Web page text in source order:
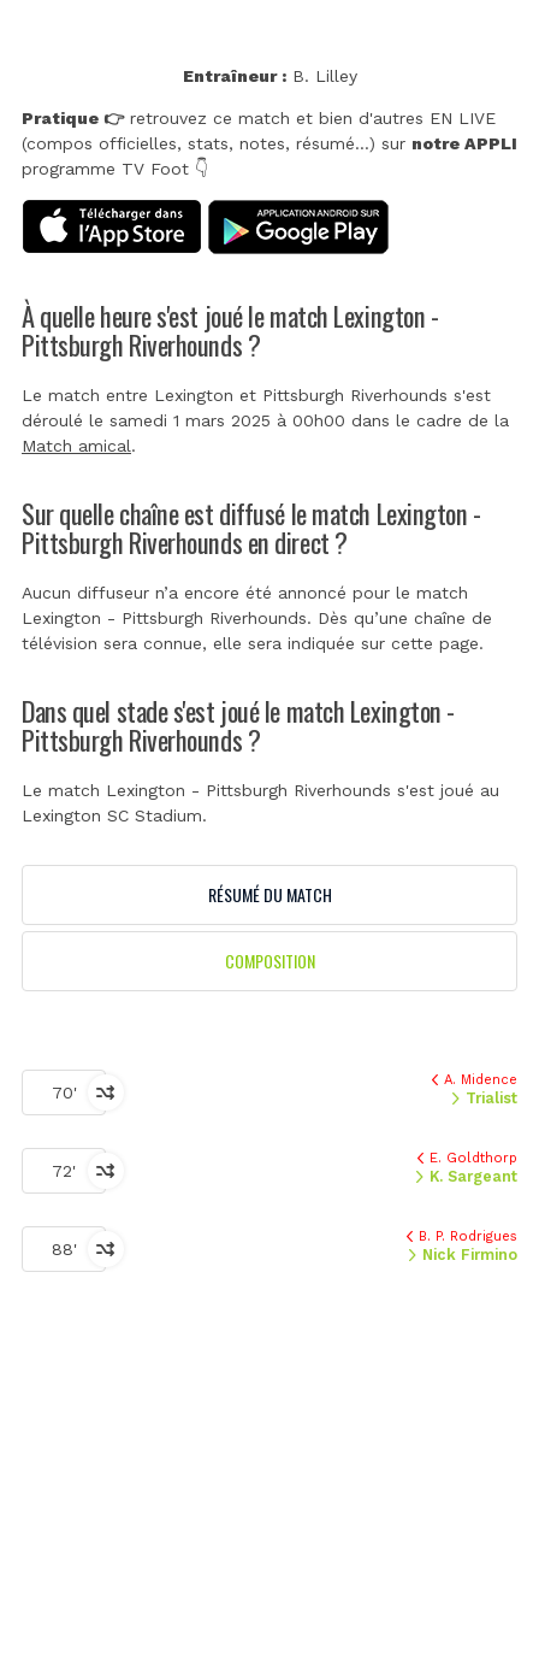
Entraîneur :B. Lilley
Pratique 👉retrouvez ce match et bien d'autres EN LIVE
(compos officielles, stats, notes, résumé...) sur notre APPLI
programme TV Foot 👇
À quelle heure s'est joué le match Lexington -
Pittsburgh Riverhounds ?
Le match entre Lexington et Pittsburgh Riverhounds s'est
déroulé le samedi 1 mars 2025 à 00h00 dans le cadre de la
Match amical.
Sur quelle chaîne est diffusé le match Lexington -
Pittsburgh Riverhounds en direct ?
Aucun diffuseur n’a encore été annoncé pour le match
Lexington - Pittsburgh Riverhounds. Dès qu’une chaîne de
télévision sera connue, elle sera indiquée sur cette page.
Dans quel stade s'est joué le match Lexington -
Pittsburgh Riverhounds ?
Le match Lexington - Pittsburgh Riverhounds s'est joué au
Lexington SC Stadium.
RÉSUMÉ DU MATCH
COMPOSITION
70'
A. Midence
Trialist
72'
E. Goldthorp
K. Sargeant
88'
B. P. Rodrigues
Nick Firmino